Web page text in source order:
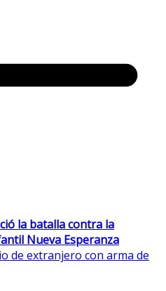
la batalla contra la
Nueva Esperanza
de extranjero con arma de